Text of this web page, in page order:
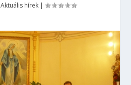
Aktuális hírek |